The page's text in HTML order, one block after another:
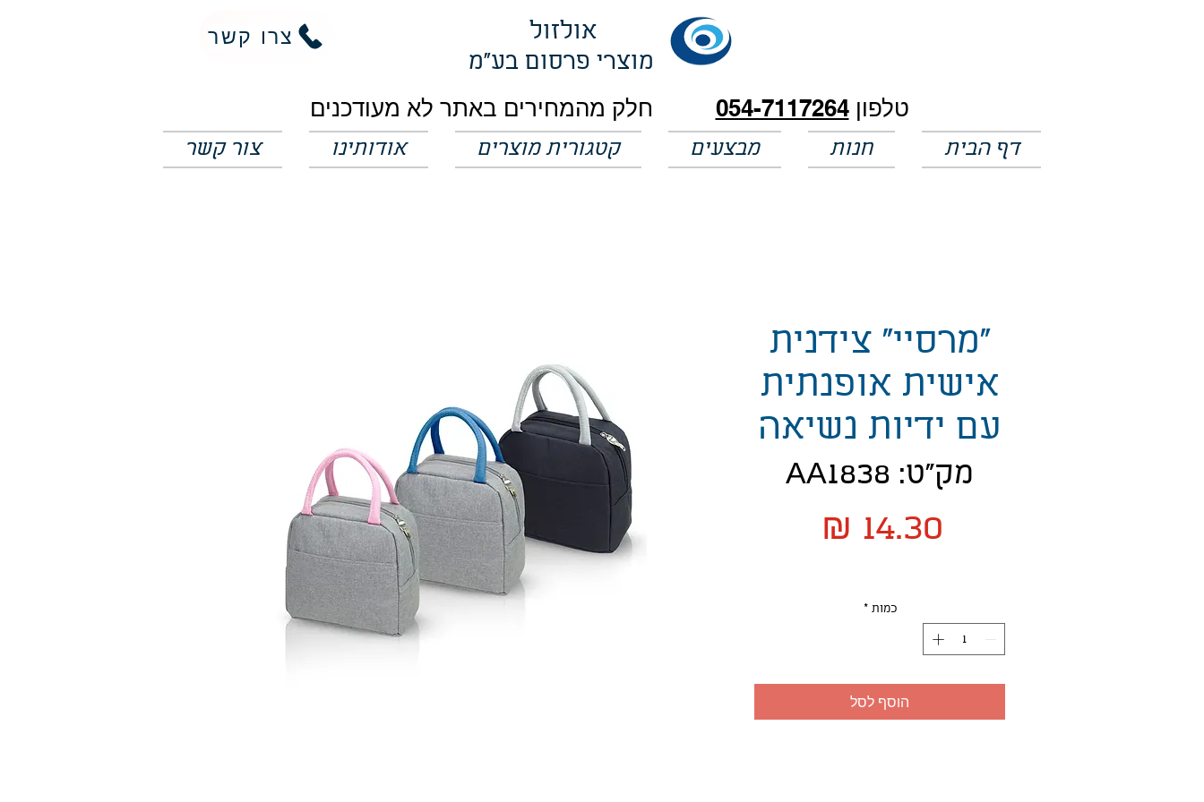
צרו קשר
אולזול
מוצרי פרסום בע"מ
טלפון054-7117264
דף הבית חנות מבצעים קטגורית מוצרים אודותינו צור קשר
"מרסיי" צידנית
אישית אופנתית
עם ידיות נשיאה
מק"ט: AA1838
כמות *
הוסף לסל